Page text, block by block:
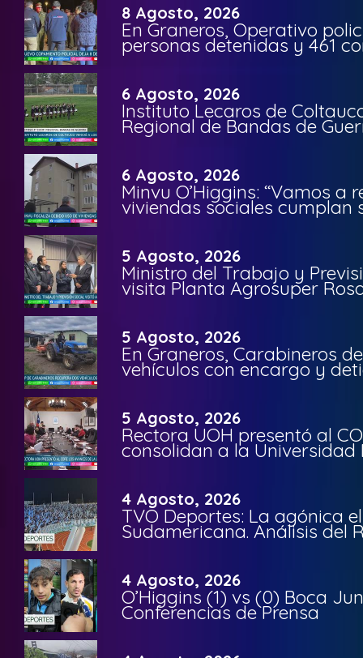
8 Agosto, 2026
En Graneros, Operativo
personas detenidas y 461
6 Agosto, 2026
Instituto Lecaros de
Regional de Bandas de
6 Agosto, 2026
Minvu O’Higgins: “Vamos a
viviendas sociales cumplan
5 Agosto, 2026
Ministro del Trabajo y
visita Planta Agrosuper
5 Agosto, 2026
En Graneros, Carabineros
vehículos con encargo y
5 Agosto, 2026
Rectora UOH presentó al
consolidan a la Universidad
4 Agosto, 2026
TVO Deportes: La agónica
Sudamericana. Análisis del
4 Agosto, 2026
O’Higgins (1) vs (0) Boca
Conferencias de Prensa